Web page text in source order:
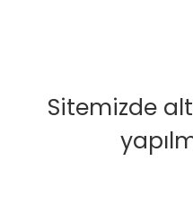
Sitemizde